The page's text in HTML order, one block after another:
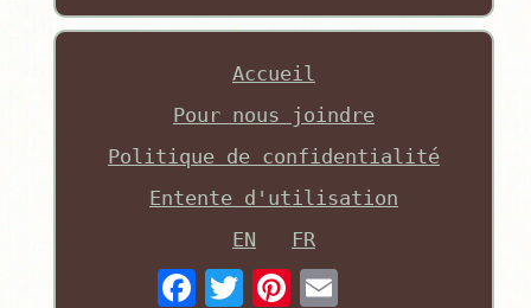
Accueil
Pour nous joindre
Politique de confidentialité
Entente d'utilisation
EN
FR